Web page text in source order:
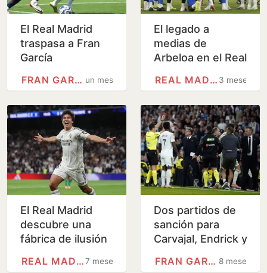
El Real Madrid
traspasa a Fran
García
un mes
FRAN GARCÍA
El legado a
medias de
Arbeloa en el Real
3 meses
REAL MADRID
El Real Madrid
descubre una
fábrica de ilusión
7 meses
REAL MADRID
Dos partidos de
sanción para
Carvajal, Endrick y
8 meses
FRAN GARCÍA